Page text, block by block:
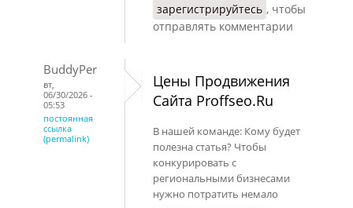
зарегистрируйтесь , чтобы
отправлять комментарии
BuddyPer
вт,
06/30/2026 -
05:53
постоянная
ссылка
(permalink)
Цены Продвижения
Сайта Proffseo.Ru
В нашей команде: Кому будет
полезна статья? Чтобы
конкурировать с
региональными бизнесами
нужно потратить немало